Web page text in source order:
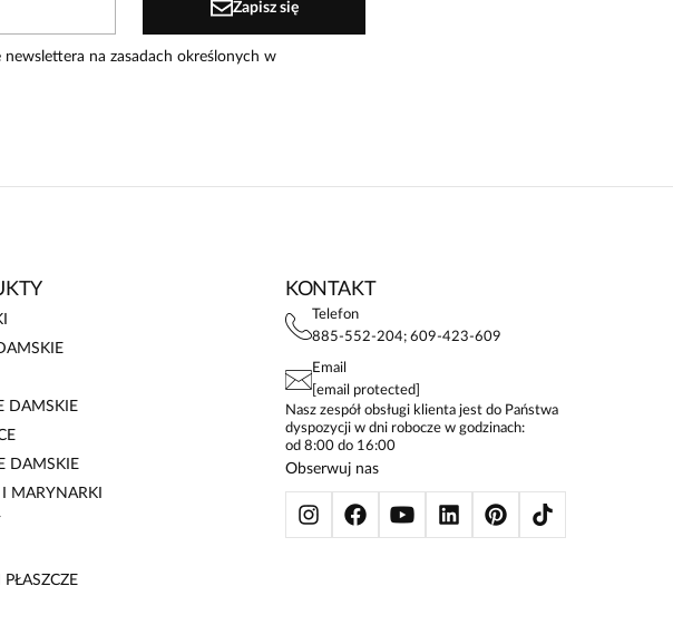
Zapisz się
na zasadach określonych w
DAMSKIE
DAMSKIE
MARYNARKI
PŁASZCZE
KONTAKT
Telefon
885-552-204; 609-423-609
Email
[email protected]
Nasz zespół obsługi klienta jest do Państwa
dyspozycji w dni robocze w godzinach:
od 8:00 do 16:00
Obserwuj nas